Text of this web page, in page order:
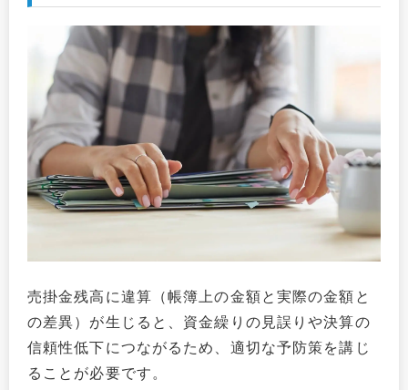
売掛金残高に違算（帳簿上の金額と実際の金額と
の差異）が生じると、資金繰りの見誤りや決算の
信頼性低下につながるため、適切な予防策を講じ
ることが必要です。